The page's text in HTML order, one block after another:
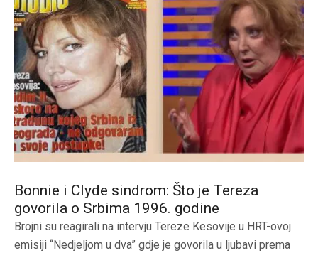
Bonnie i Clyde sindrom: Što je Tereza
govorila o Srbima 1996. godine
Brojni su reagirali na intervju Tereze Kesovije u HRT-ovoj
emisiji “Nedjeljom u dva” gdje je govorila u ljubavi prema